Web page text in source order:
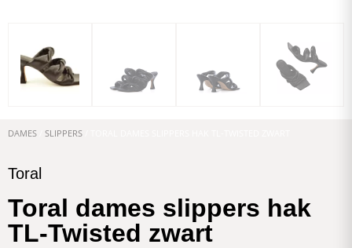
DAMES SLIPPERS
Toral
Toral dames slippers hak
TL-Twisted zwart